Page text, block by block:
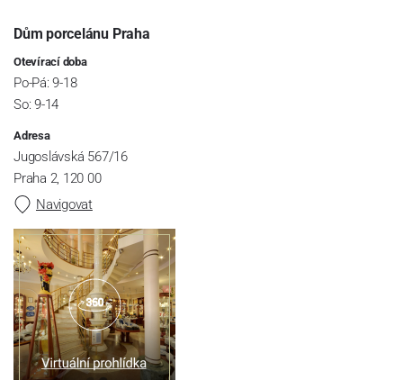
Dům porcelánu Praha
Otevírací doba
Po-Pá: 9-18
So: 9-14
Adresa
Jugoslávská 567/16
Praha 2, 120 00
Navigovat